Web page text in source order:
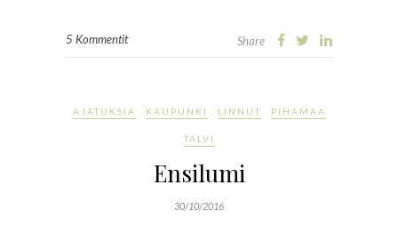
5 Kommentit Share
AJATUKSIA KAUPUNKI LINNUT PIHAMAA
TALVI
Ensilumi
30/10/2016